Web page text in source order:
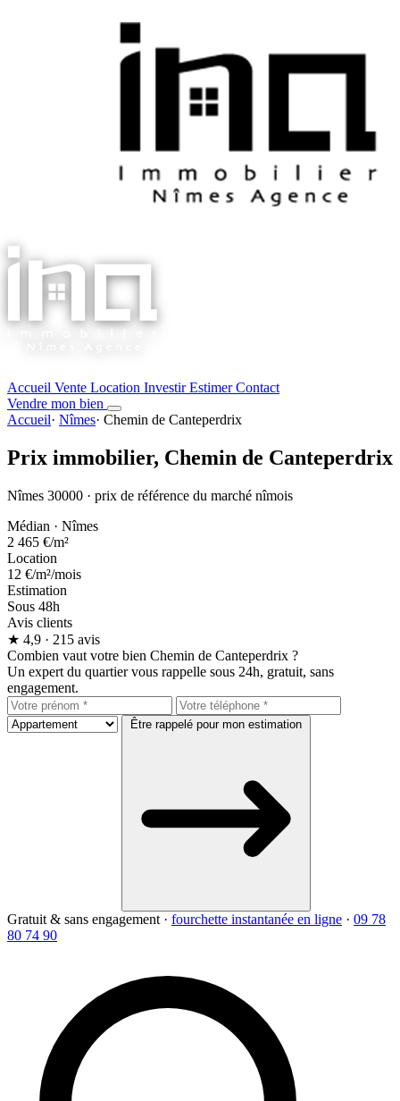
Accueil Vente Location InvestirEstimerContact
Vendre mon bien
Accueil· Nîmes· Chemin de Canteperdrix
Prix immobilier, Chemin de Canteperdrix
Nîmes 30000 · prix de référence du marché nîmois
Médian · Nîmes
2 465 €/m²
Location
12 €/m²/mois
Estimation
Sous 48h
Avis clients
★ 4,9 · 215 avis
Combien vaut votre bien Chemin de Canteperdrix ?
Un expert du quartier vous rappelle sous 24h, gratuit, sans
engagement.
Être rappelé pour mon estimation
Gratuit & sans engagement · fourchette instantanée en ligne · 09 78
80 74 90